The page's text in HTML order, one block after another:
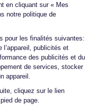
en cliquant sur « Mes
notre politique de
pour les finalités suivantes:
l’appareil, publicités et
des publicités et du
de services, stocker
appareil.
cliquez sur le lien
de page.
mon iPhone 14 Pro
La batterie a été